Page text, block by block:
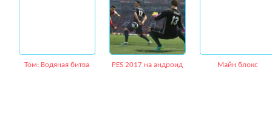
Том: Водяная битва PES 2017 на андроид Майн блокс